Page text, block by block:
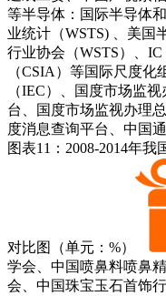
等半导体：国际半导体
业统计（WSTS) 、美国
行业协会（WSTS）、
（CSIA）等国际尺度
（IEC）、国度市场监
台、国度市场监视办理
度消息查询平台、中国
图表11：2008-2014年
对比图（单元：%）
学会、中国喷鼻料喷鼻
会、中国珠宝玉石首饰